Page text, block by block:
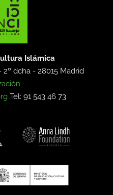
Islámica
2º dcha -28015 Madrid
Tel: 91 543 46 73